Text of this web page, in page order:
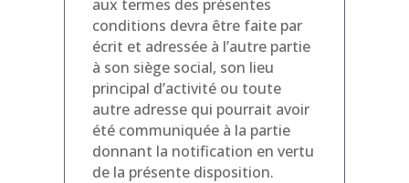
aux termes des présentes
conditions devra être faite par
écrit et adressée à l’autre partie
à son siège social, son lieu
principal d’activité ou toute
autre adresse qui pourrait avoir
été communiquée à la partie
donnant la notification en vertu
de la présente disposition.